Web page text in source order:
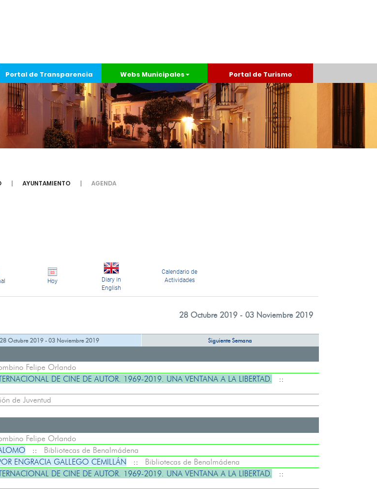
Portal de Transparencia Webs Municipales Portal de Turismo
AYUNTAMIENTO AGENDA
Hoy
Diary in
English
Calendario de
Actividades
28 Octubre 2019 - 03 Noviembre 2019
28 Octubre 2019 - 03 Noviembre 2019 Siguiente Semana
Felipe Orlando
DE CINE DE AUTOR. 1969-2019. UNA VENTANA A LA LIBERTAD. ::
de Juventud
Felipe Orlando
:: Bibliotecas de Benalmádena
ENGRACIA GALLEGO CEMILLÁN :: Bibliotecas de Benalmádena
DE CINE DE AUTOR. 1969-2019. UNA VENTANA A LA LIBERTAD. ::